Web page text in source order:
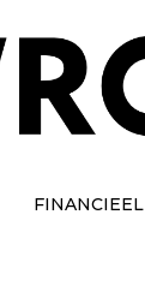
FINANCIEEL